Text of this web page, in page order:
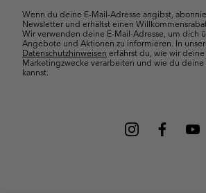
Wenn du deine E-Mail-Adresse angibst,
Newsletter und erhältst einen
Wir verwenden deine E-Mail-Adresse, um dich
Angebote und Aktionen zu informieren. In
Datenschutzhinweisen erfährst du, wie wir
Marketingzwecke verarbeiten und wie du
kannst.